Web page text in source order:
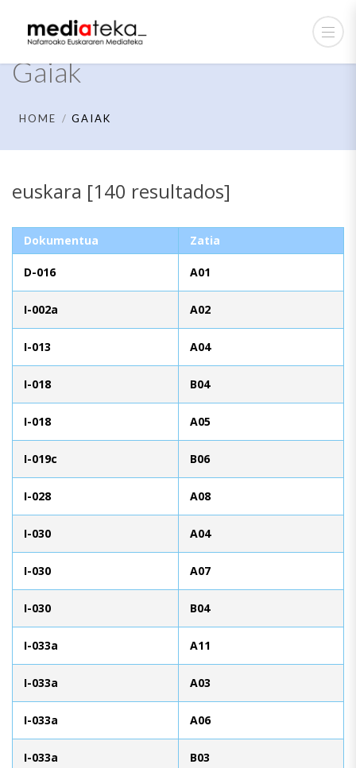
Gaiak
HOME GAIAK
euskara [140 resultados]
Dokumentua Zatia
D-016 A01
I-002a A02
I-013 A04
I-018 B04
I-018 A05
I-019c B06
I-028 A08
I-030 A04
I-030 A07
I-030 B04
I-033a A11
I-033a A03
I-033a A06
I-033a B03